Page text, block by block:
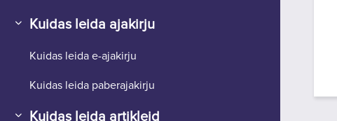
Kuidas leida ajakirju
Kuidas leida e-ajakirju
Kuidas leida paberajakirju
Kuidas leida artikleid